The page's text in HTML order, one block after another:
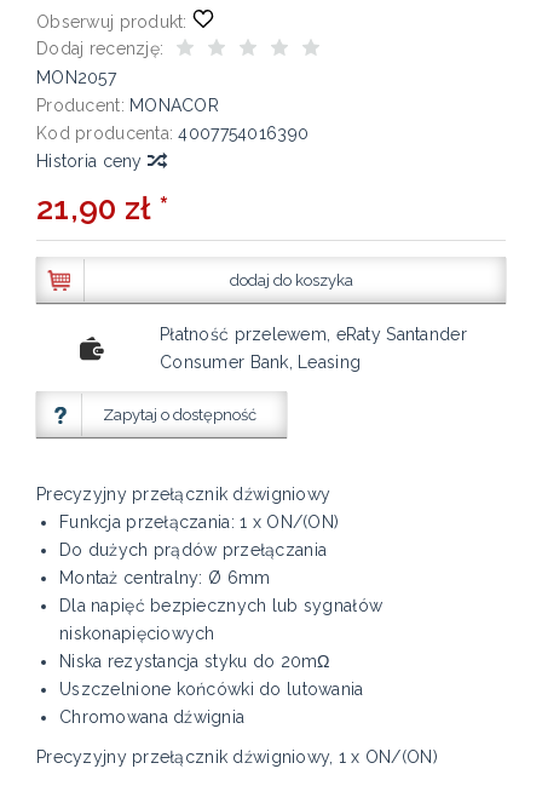
Obserwuj produkt:
Dodaj recenzję:
MON2057
Producent: MONACOR
Kod producenta: 4007754016390
Historia ceny
21,90 zł *
dodaj do koszyka
Płatność przelewem, eRaty Santander
Consumer Bank, Leasing
Zapytaj o dostępność
Precyzyjny przełącznik dźwigniowy
Funkcja przełączania: 1 x ON/(ON)
Do dużych prądów przełączania
Montaż centralny: Ø 6mm
Dla napięć bezpiecznych lub sygnałów
niskonapięciowych
Niska rezystancja styku do 20mΩ
Uszczelnione końcówki do lutowania
Chromowana dźwignia
Precyzyjny przełącznik dźwigniowy, 1 x ON/(ON)